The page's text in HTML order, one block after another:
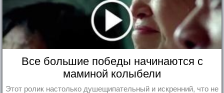
Все большие победы начинаются с
маминой колыбели
Этот ролик настолько душещипательный и искренний, что не